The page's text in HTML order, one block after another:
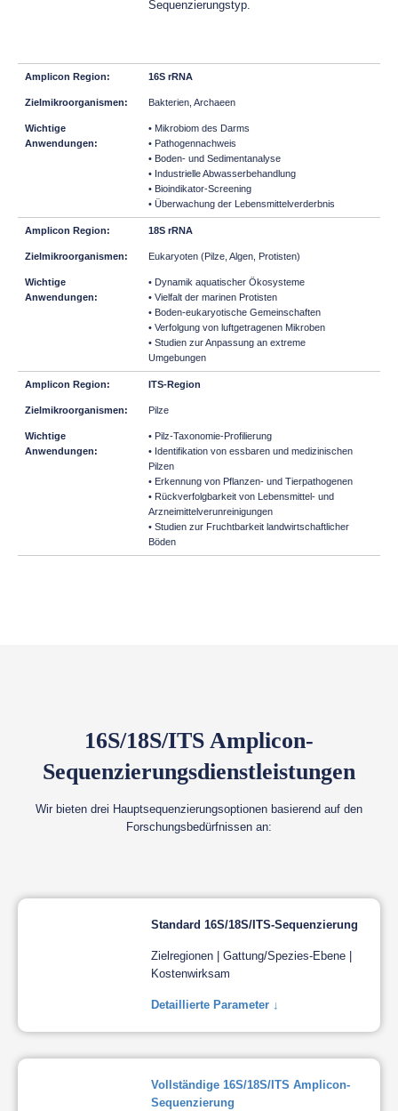
Sequenzierungstyp.
16S rRNA
Bakterien, Archaeen
• Mikrobiom des Darms
• Pathogennachweis
• Boden- und Sedimentanalyse
• Industrielle Abwasserbehandlung
• Bioindikator-Screening
• Überwachung der Lebensmittelverderbnis
18S rRNA
Eukaryoten (Pilze, Algen, Protisten)
• Dynamik aquatischer Ökosysteme
• Vielfalt der marinen Protisten
• Boden-eukaryotische Gemeinschaften
• Verfolgung von luftgetragenen Mikroben
• Studien zur Anpassung an extreme
Umgebungen
ITS-Region
Pilze
• Pilz-Taxonomie-Profilierung
• Identifikation von essbaren und medizinischen
Pilzen
• Erkennung von Pflanzen- und Tierpathogenen
• Rückverfolgbarkeit von Lebensmittel- und
Arzneimittelverunreinigungen
• Studien zur Fruchtbarkeit landwirtschaftlicher
Böden
16S/18S/ITS Amplicon-
Sequenzierungsdienstleistungen
Wir bieten drei Hauptsequenzierungsoptionen basierend auf den
Forschungsbedürfnissen an:
Standard 16S/18S/ITS-Sequenzierung
Zielregionen | Gattung/Spezies-Ebene |
Kostenwirksam
Detaillierte Parameter ↓
Vollständige 16S/18S/ITS Amplicon-
Sequenzierung